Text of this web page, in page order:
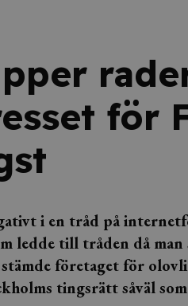
för
i en tråd på
ledde till tråden då
stämde företaget för
tingsrättsåväl